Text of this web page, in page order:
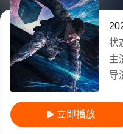
状
主
导
 立即播放